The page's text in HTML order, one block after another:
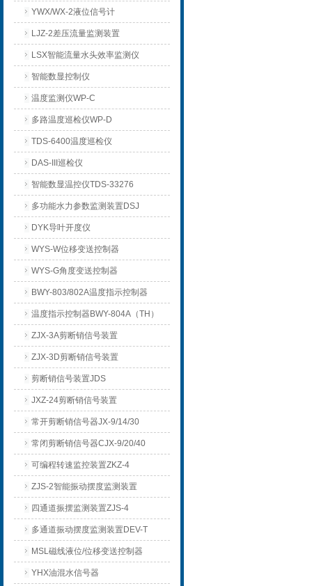
YWX/WX-2液位信号计
LJZ-2差压流量监测装置
LSX智能流量水头效率监测仪
智能数显控制仪
温度监测仪WP-C
多路温度巡检仪WP-D
TDS-6400温度巡检仪
DAS-III巡检仪
智能数显温控仪TDS-33276
多功能水力参数监测装置DSJ
DYK导叶开度仪
WYS-W位移变送控制器
WYS-G角度变送控制器
BWY-803/802A温度指示控制器
温度指示控制器BWY-804A（TH）
ZJX-3A剪断销信号装置
ZJX-3D剪断销信号装置
剪断销信号装置JDS
JXZ-24剪断销信号装置
常开剪断销信号器JX-9/14/30
常闭剪断销信号器CJX-9/20/40
可编程转速监控装置ZKZ-4
ZJS-2智能振动摆度监测装置
四通道振摆监测装置ZJS-4
多通道振动摆度监测装置DEV-T
MSL磁线液位/位移变送控制器
YHX油混水信号器